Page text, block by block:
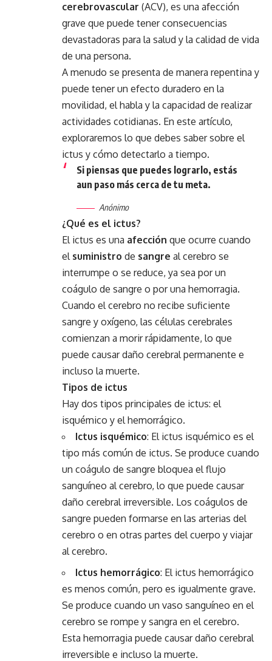
cerebrovascular (ACV), es una afección
grave que puede tener consecuencias
devastadoras para la salud y la calidad de vida
de una persona.
A menudo se presenta de manera repentina y
puede tener un efecto duradero en la
movilidad, el habla y la capacidad de realizar
actividades cotidianas. En este artículo,
exploraremos lo que debes saber sobre el
ictus y cómo detectarlo a tiempo.
Si piensas que puedes lograrlo, estás
aun paso más cerca de tu meta.
Anónimo
¿Qué es el ictus?
El ictus es una afección que ocurre cuando
el suministro de sangre al cerebro se
interrumpe o se reduce, ya sea por un
coágulo de sangre o por una hemorragia.
Cuando el cerebro no recibe suficiente
sangre y oxígeno, las células cerebrales
comienzan a morir rápidamente, lo que
puede causar daño cerebral permanente e
incluso la muerte.
Tipos de ictus
Hay dos tipos principales de ictus: el
isquémico y el hemorrágico.
Ictus isquémico: El ictus isquémico es el
tipo más común de ictus. Se produce cuando
un coágulo de sangre bloquea el flujo
sanguíneo al cerebro, lo que puede causar
daño cerebral irreversible. Los coágulos de
sangre pueden formarse en las arterias del
cerebro o en otras partes del cuerpo y viajar
al cerebro.
Ictus hemorrágico: El ictus hemorrágico
es menos común, pero es igualmente grave.
Se produce cuando un vaso sanguíneo en el
cerebro se rompe y sangra en el cerebro.
Esta hemorragia puede causar daño cerebral
irreversible e incluso la muerte.